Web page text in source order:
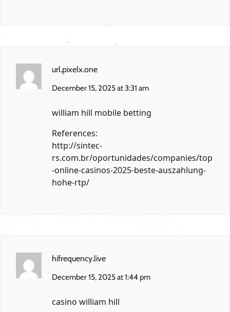
url.pixelx.one
December 15, 2025 at 3:31 am
william hill mobile betting
References:
http://sintec-
rs.com.br/oportunidades/companies/top
-online-casinos-2025-beste-auszahlung-
hohe-rtp/
hifrequency.live
December 15, 2025 at 1:44 pm
casino william hill